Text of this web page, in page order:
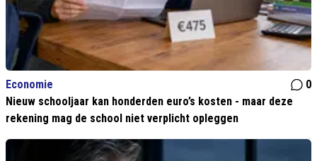
Economie
0
Nieuw schooljaar kan honderden euro’s kosten - maar deze
rekening mag de school niet verplicht opleggen